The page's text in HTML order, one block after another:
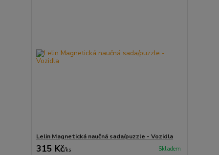
Lelin Magnetická naučná sada/puzzle - Vozidla
315 Kč/ks Skladem